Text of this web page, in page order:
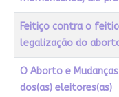
Feitiço contra o
legalização do
O Aborto e
dos(as) eleitores(as)